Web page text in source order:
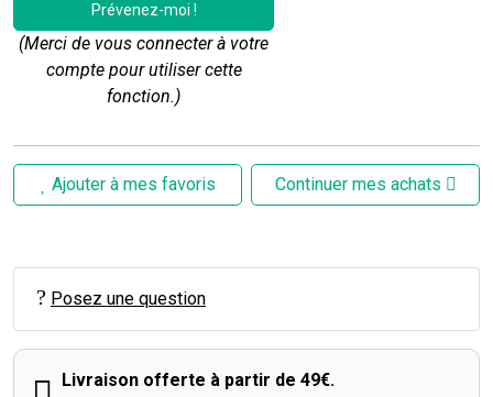
Prévenez-moi !
(Merci de vous connecter à votre
compte pour utiliser cette
fonction.)
Ajouter à mes favoris Continuer mes achats
Posez une question
Livraison offerte à partir de 49€.